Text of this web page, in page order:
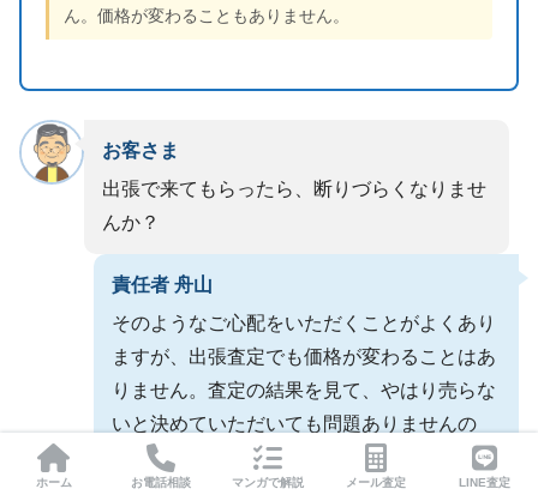
ん。価格が変わることもありません。
お客さま
出張で来てもらったら、断りづらくなりませ
んか？
責任者 舟山
そのようなご心配をいただくことがよくあり
ますが、出張査定でも価格が変わることはあ
りません。査定の結果を見て、やはり売らな
いと決めていただいても問題ありませんの
で、ご安心ください。
ホーム お電話相談 マンガで解説 メール査定 LINE査定